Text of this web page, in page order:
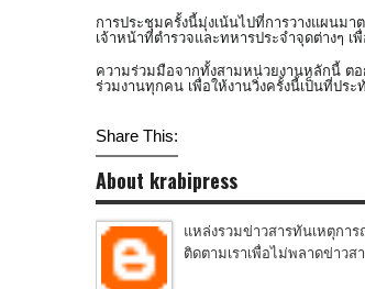
การประชุมครั้งนี้มุ่งเน้นไปที่การวางแผนม
เจ้าหน้าที่ตำรวจและทหารประจำจุดต่างๆ
ความร่วมมือจากทั้งสามหน่วยงานหลักนี้ ตอ
ร่วมงานทุกคน เพื่อให้งานวิ่งครั้งนี้เป็นที่ประ
Share This:
About krabipress
แหล่งรวมข่าวสารทันเหตุกา
ติดตามเราเพื่อไม่พลาดข่าว